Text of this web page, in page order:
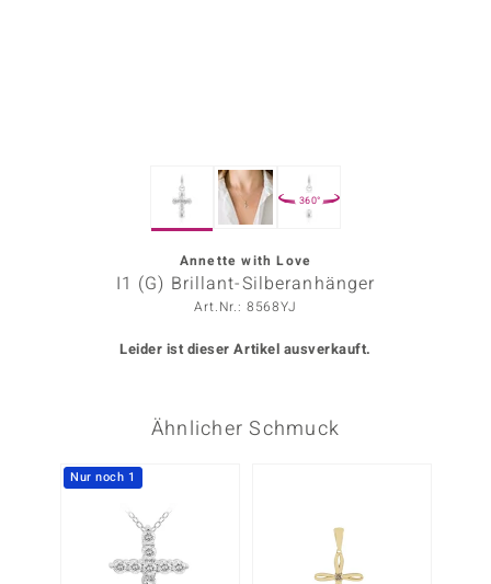
360°
Annette with Love
I1 (G) Brillant-Silberanhänger
Art.Nr.: 8568YJ
Leider ist dieser Artikel ausverkauft.
Ähnlicher Schmuck
Nur noch 1